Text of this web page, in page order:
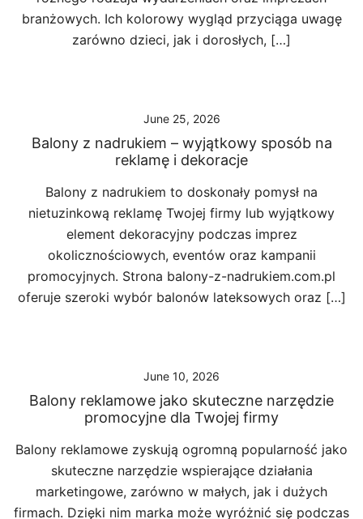
branżowych. Ich kolorowy wygląd przyciąga uwagę
zarówno dzieci, jak i dorosłych, […]
June 25, 2026
Balony z nadrukiem – wyjątkowy sposób na
reklamę i dekoracje
Balony z nadrukiem to doskonały pomysł na
nietuzinkową reklamę Twojej firmy lub wyjątkowy
element dekoracyjny podczas imprez
okolicznościowych, eventów oraz kampanii
promocyjnych. Strona balony-z-nadrukiem.com.pl
oferuje szeroki wybór balonów lateksowych oraz […]
June 10, 2026
Balony reklamowe jako skuteczne narzędzie
promocyjne dla Twojej firmy
Balony reklamowe zyskują ogromną popularność jako
skuteczne narzędzie wspierające działania
marketingowe, zarówno w małych, jak i dużych
firmach. Dzięki nim marka może wyróżnić się podczas